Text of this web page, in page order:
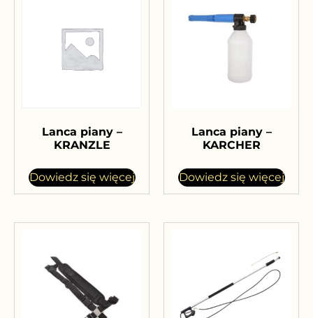
Lanca piany –
KRANZLE
Dowiedz się więcej
Lanca piany –
KARCHER
Dowiedz się więcej